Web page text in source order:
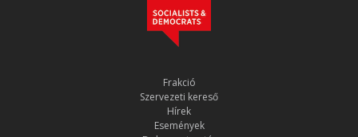
Frakció
Szervezeti kereső
Hírek
Események